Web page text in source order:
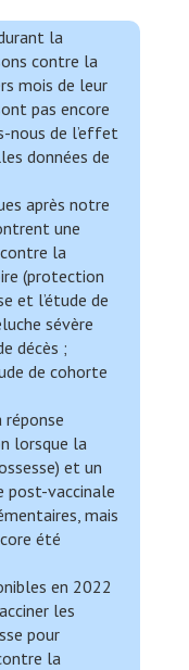
la
contre la
mois de leur
pas encore
nous de l’effet
données de
après notre
une
la
(protection
et l’étude de
sévère
décès ;
de cohorte
lorsque la
et un
post-vaccinale
mais
été
en 2022
les
pour
la